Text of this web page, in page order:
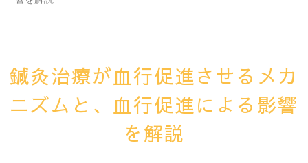
鍼灸治療が血行促進させるメカ
ニズムと、血行促進による影響
を解説